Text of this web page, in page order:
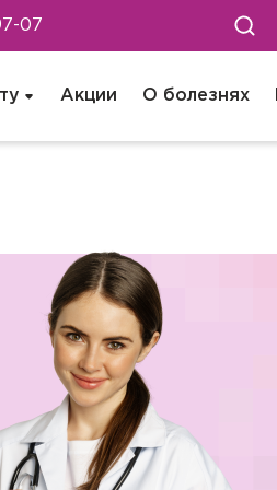
07
Акции О болезнях